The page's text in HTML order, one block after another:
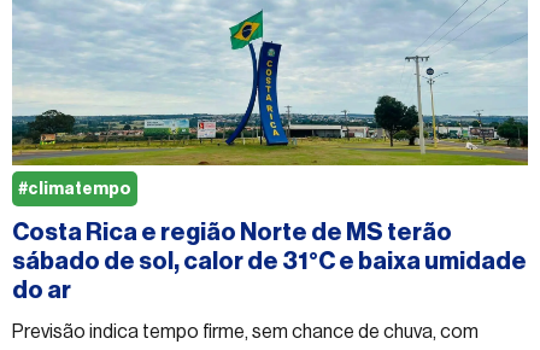
Costa Rica e região Norte de MS terão
sábado de sol, calor de 31°C e baixa umidade
do ar
Previsão indica tempo firme, sem chance de chuva, com
#climatempo